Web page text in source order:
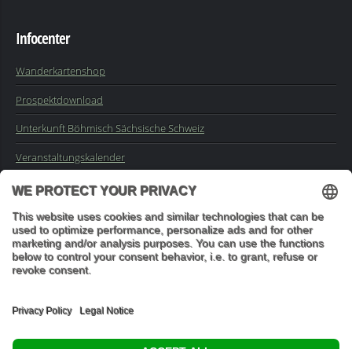
Infocenter
Wanderkartenshop
Prospektdownload
Unterkunft Böhmisch Sächsische Schweiz
Veranstaltungskalender
Impressum
Buchungsanfrage
"In den Wäldern sind Dinge, über die nachzudenken man jahrelang